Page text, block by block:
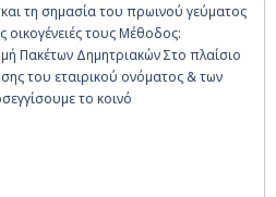
τη σημασία του πρωινού γεύματος
οικογένειές τους Μέθοδος:
Πακέτων Δημητριακών Στο πλαίσιο
του εταιρικού ονόματος & των
το κοινό